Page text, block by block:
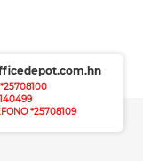
*25708109